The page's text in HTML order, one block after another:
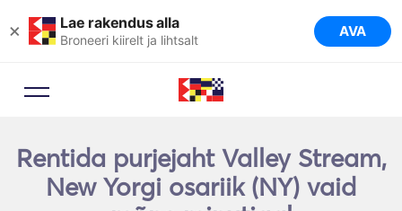
× Lae rakendus alla
Broneeri kiirelt ja lihtsalt AVA
Rentida purjejaht Valley Stream,
New Yorgi osariik (NY) vaid